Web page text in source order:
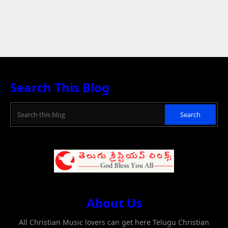
Search This Blog
About Us
All Christian Music lovers can get here Telugu Christian